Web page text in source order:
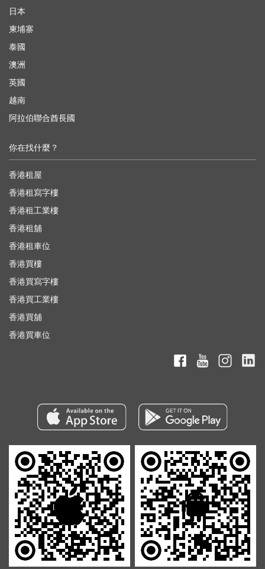
日本
柬埔寨
泰國
澳洲
英國
越南
阿拉伯聯合酋長國
你在找什麼？
香港租屋
香港租寫字樓
香港租工業樓
香港租舖
香港租車位
香港買樓
香港買寫字樓
香港買工業樓
香港買舖
香港買車位